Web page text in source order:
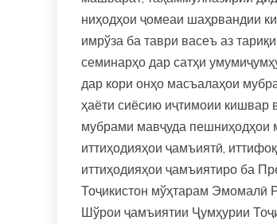
ниҳодҳои ҷомеаи шаҳрвандии
имрўза ба таври васеъ аз
семинарҳо дар сатҳи
дар кори онҳо масъалаҳои
ҳаёти сиёсию иҷтимоии кишвар
мубрами мавҷуда пешниҳодҳои
иттиҳодияҳои ҷамъиятӣ,
иттиҳодияҳои ҷамъиятиро ба
Тоҷикистон мўҳтарам Эмомалӣ
Шўрои ҷамъиятии Ҷумҳурии